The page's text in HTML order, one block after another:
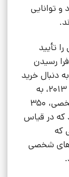
و توانایی
تأیید
رسیدن
دنبال خرید
کامپیوترهای شخصی نمی‌رفت. در سال 2013، به
ازای هر 70 میلیون دستگاه کامپیوتر شخصی، 350
که در قیاس
که
شخصی